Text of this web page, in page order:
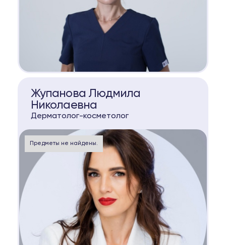
Жупанова Людмила
Николаевна
Дерматолог-косметолог
Предметы не найдены.